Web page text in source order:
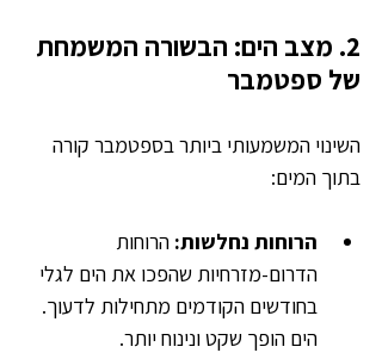
2. מצב הים: הבשורה המשמחת
של ספטמבר
השינוי המשמעותי ביותר בספטמבר קורה
בתוך המים:
הרוחות נחלשות: הרוחות
הדרום-מזרחיות שהפכו את הים לגלי
בחודשים הקודמים מתחילות לדעוך.
הים הופך שקט ונינוח יותר.